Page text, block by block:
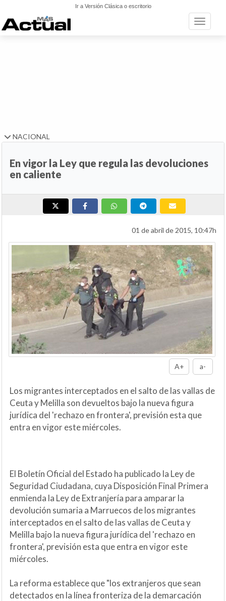
Ir a Versión Clásica o escritorio
Toggle
NACIONAL
En vigor la Ley que regula las devoluciones
en caliente
01 de abril de 2015, 10:47h
A+ a-
Los migrantes interceptados en el salto de las vallas de
Ceuta y Melilla son devueltos bajo la nueva figura
jurídica del 'rechazo en frontera', previsión esta que
entra en vigor este miércoles.
El Boletín Oficial del Estado ha publicado la Ley de
Seguridad Ciudadana, cuya Disposición Final Primera
enmienda la Ley de Extranjería para amparar la
devolución sumaria a Marruecos de los migrantes
interceptados en el salto de las vallas de Ceuta y
Melilla bajo la nueva figura jurídica del 'rechazo en
frontera', previsión esta que entra en vigor este
miércoles.
La reforma establece que "los extranjeros que sean
detectados en la línea fronteriza de la demarcación